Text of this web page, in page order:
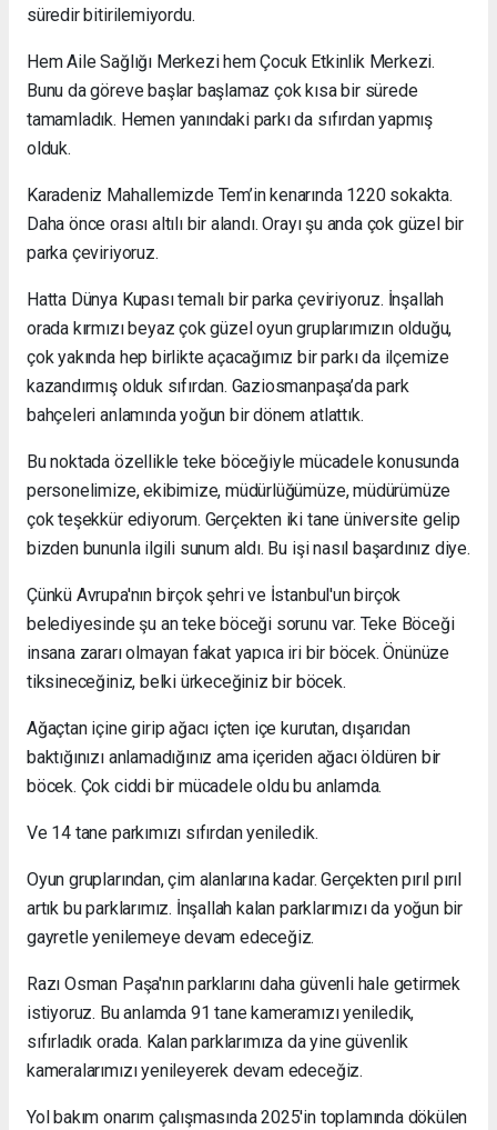
süredir bitirilemiyordu.
Hem Aile Sağlığı Merkezi hem Çocuk Etkinlik Merkezi.
Bunu da göreve başlar başlamaz çok kısa bir sürede
tamamladık. Hemen yanındaki parkı da sıfırdan yapmış
olduk.
Karadeniz Mahallemizde Tem’in kenarında 1220 sokakta.
Daha önce orası altılı bir alandı. Orayı şu anda çok güzel bir
parka çeviriyoruz.
Hatta Dünya Kupası temalı bir parka çeviriyoruz. İnşallah
orada kırmızı beyaz çok güzel oyun gruplarımızın olduğu,
çok yakında hep birlikte açacağımız bir parkı da ilçemize
kazandırmış olduk sıfırdan. Gaziosmanpaşa’da park
bahçeleri anlamında yoğun bir dönem atlattık.
Bu noktada özellikle teke böceğiyle mücadele konusunda
personelimize, ekibimize, müdürlüğümüze, müdürümüze
çok teşekkür ediyorum. Gerçekten iki tane üniversite gelip
bizden bununla ilgili sunum aldı. Bu işi nasıl başardınız diye.
Çünkü Avrupa'nın birçok şehri ve İstanbul'un birçok
belediyesinde şu an teke böceği sorunu var. Teke Böceği
insana zararı olmayan fakat yapıca iri bir böcek. Önünüze
tiksineceğiniz, belki ürkeceğiniz bir böcek.
Ağaçtan içine girip ağacı içten içe kurutan, dışarıdan
baktığınızı anlamadığınız ama içeriden ağacı öldüren bir
böcek. Çok ciddi bir mücadele oldu bu anlamda.
Ve 14 tane parkımızı sıfırdan yeniledik.
Oyun gruplarından, çim alanlarına kadar. Gerçekten pırıl pırıl
artık bu parklarımız. İnşallah kalan parklarımızı da yoğun bir
gayretle yenilemeye devam edeceğiz.
Razı Osman Paşa'nın parklarını daha güvenli hale getirmek
istiyoruz. Bu anlamda 91 tane kameramızı yeniledik,
sıfırladık orada. Kalan parklarımıza da yine güvenlik
kameralarımızı yenileyerek devam edeceğiz.
Yol bakım onarım çalışmasında 2025'in toplamında dökülen